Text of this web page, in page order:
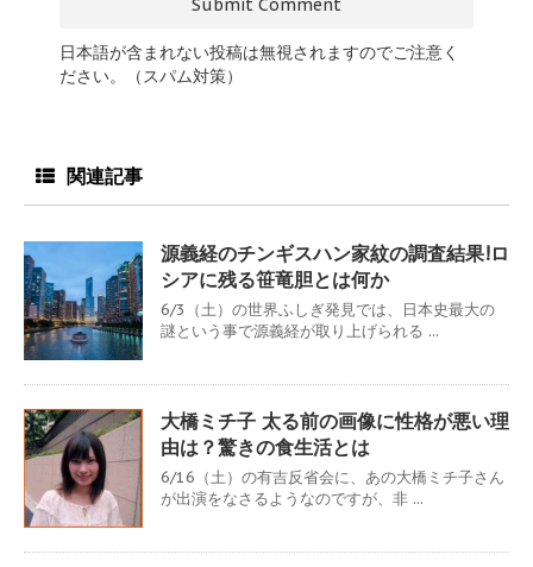
日本語が含まれない投稿は無視されますのでご注意く
ださい。（スパム対策）
関連記事
源義経のチンギスハン家紋の調査結果!ロ
シアに残る笹竜胆とは何か
6/3（土）の世界ふしぎ発見では、日本史最大の
謎という事で源義経が取り上げられる ...
大橋ミチ子 太る前の画像に性格が悪い理
由は？驚きの食生活とは
6/16（土）の有吉反省会に、あの大橋ミチ子さん
が出演をなさるようなのですが、非 ...